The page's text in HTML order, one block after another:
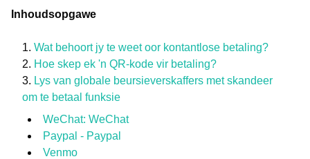
Inhoudsopgawe
Wat behoort jy te weet oor kontantlose betaling?
Hoe skep ek 'n QR-kode vir betaling?
Lys van globale beursieverskaffers met skandeer
om te betaal funksie
WeChat: WeChat
Paypal - Paypal
Venmo